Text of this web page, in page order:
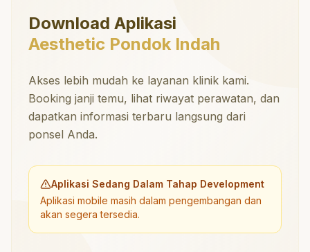
Download Aplikasi
Aesthetic Pondok Indah
Akses lebih mudah ke layanan klinik kami.
Booking janji temu, lihat riwayat perawatan, dan
dapatkan informasi terbaru langsung dari
ponsel Anda.
Aplikasi Sedang Dalam Tahap Development
Aplikasi mobile masih dalam pengembangan dan
akan segera tersedia.